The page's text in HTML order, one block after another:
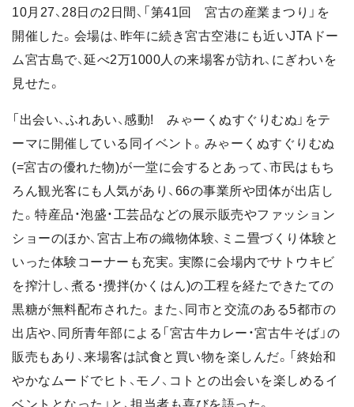
10月27、28日の2日間、「第41回 宮古の産業まつり」を
開催した。会場は、昨年に続き宮古空港にも近いJTAドー
ム宮古島で、延べ2万1000人の来場客が訪れ、にぎわいを
見せた。
「出会い、ふれあい、感動! みゃーくぬすぐりむぬ」をテ
ーマに開催している同イベント。みゃーくぬすぐりむぬ
(=宮古の優れた物)が一堂に会するとあって、市民はもち
ろん観光客にも人気があり、66の事業所や団体が出店し
た。特産品・泡盛・工芸品などの展示販売やファッション
ショーのほか、宮古上布の織物体験、ミニ畳づくり体験と
いった体験コーナーも充実。実際に会場内でサトウキビ
を搾汁し、煮る・攪拌(かくはん)の工程を経たできたての
黒糖が無料配布された。また、同市と交流のある5都市の
出店や、同所青年部による「宮古牛カレー・宮古牛そば」の
販売もあり、来場客は試食と買い物を楽しんだ。「終始和
やかなムードでヒト、モノ、コトとの出会いを楽しめるイ